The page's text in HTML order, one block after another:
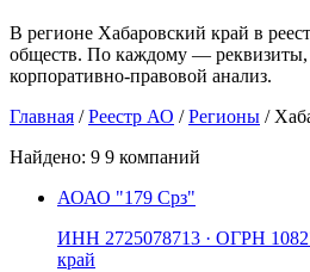
В регионе Хабаровский край в
обществ. По каждому — реквизиты,
корпоративно-правовой анализ.
Главная /Реестр АО /Регионы /
Найдено: 9 9 компаний
АОАО "179 Срз"
ИНН 2725078713 · ОГРН
край